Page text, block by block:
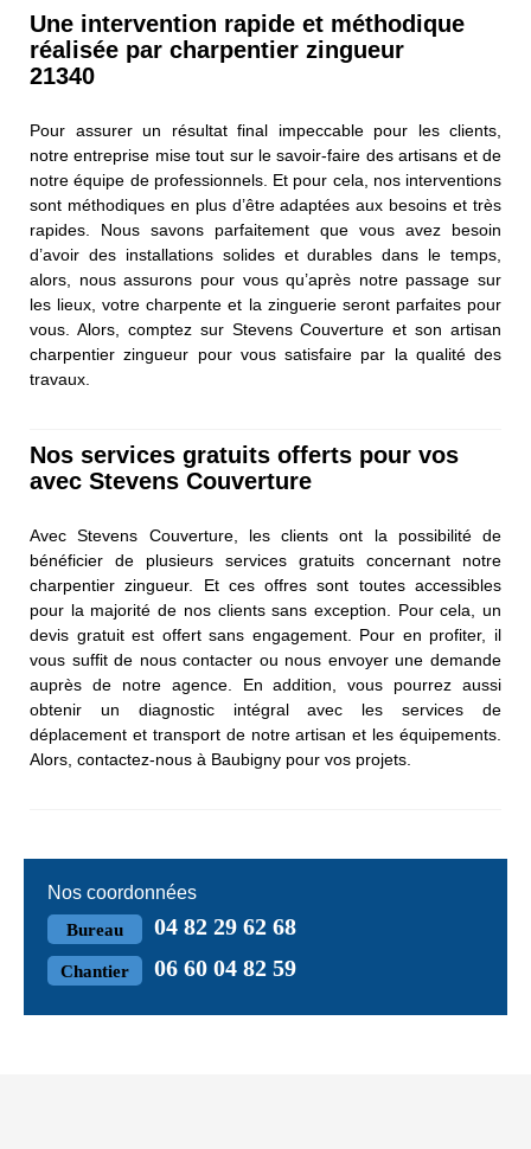
Une intervention rapide et méthodique
réalisée par charpentier zingueur
21340
Pour assurer un résultat final impeccable pour les clients,
notre entreprise mise tout sur le savoir-faire des artisans et de
notre équipe de professionnels. Et pour cela, nos interventions
sont méthodiques en plus d’être adaptées aux besoins et très
rapides. Nous savons parfaitement que vous avez besoin
d’avoir des installations solides et durables dans le temps,
alors, nous assurons pour vous qu’après notre passage sur
les lieux, votre charpente et la zinguerie seront parfaites pour
vous. Alors, comptez sur Stevens Couverture et son artisan
charpentier zingueur pour vous satisfaire par la qualité des
travaux.
Nos services gratuits offerts pour vos
avec Stevens Couverture
Avec Stevens Couverture, les clients ont la possibilité de
bénéficier de plusieurs services gratuits concernant notre
charpentier zingueur. Et ces offres sont toutes accessibles
pour la majorité de nos clients sans exception. Pour cela, un
devis gratuit est offert sans engagement. Pour en profiter, il
vous suffit de nous contacter ou nous envoyer une demande
auprès de notre agence. En addition, vous pourrez aussi
obtenir un diagnostic intégral avec les services de
déplacement et transport de notre artisan et les équipements.
Alors, contactez-nous à Baubigny pour vos projets.
Nos coordonnées
Bureau 04 82 29 62 68
Chantier 06 60 04 82 59